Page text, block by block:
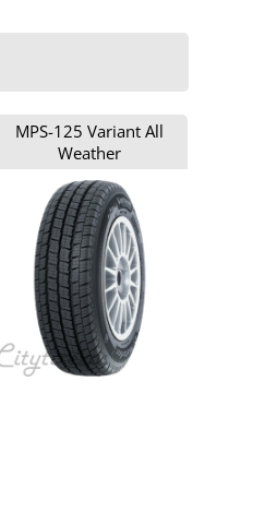
MPS-125 Variant All
Weather